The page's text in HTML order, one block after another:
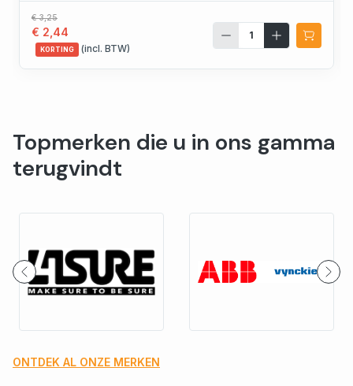
€ 3,25
€ 2,44
KORTING (incl. BTW)
Topmerken die u in ons gamma
terugvindt
ONTDEK AL ONZE MERKEN